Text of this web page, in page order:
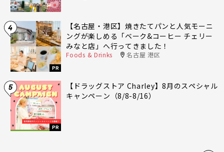
4
PR
【名古屋・港区】焼きたてパンと人気モーニ
ングが楽しめる「ベーク&コーヒー チェリー
みなと店」へ行ってきました！
Foods & Drinks 名古屋 港区
5
PR
【ドラッグストア Charley】8月のスペシャル
キャンペーン（8/8-8/16）